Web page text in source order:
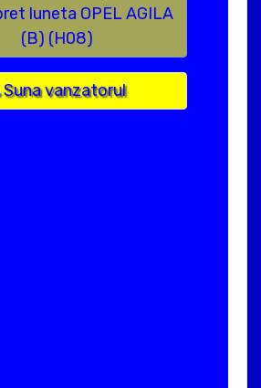
luneta OPEL AGILA
(B) (H08)
Suna vanzatorul